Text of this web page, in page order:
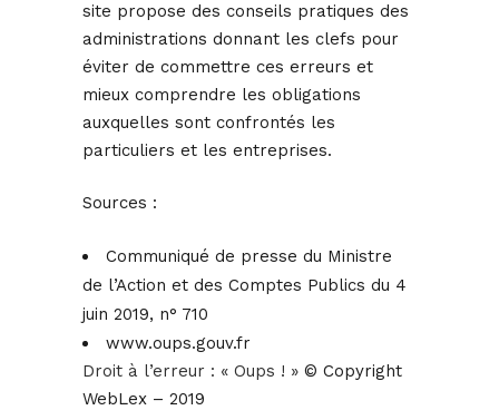
site propose des conseils pratiques des
administrations donnant les clefs pour
éviter de commettre ces erreurs et
mieux comprendre les obligations
auxquelles sont confrontés les
particuliers et les entreprises.
Sources :
Communiqué de presse du Ministre
de l’Action et des Comptes Publics du 4
juin 2019, n° 710
www.oups.gouv.fr
Droit à l’erreur : « Oups ! » © Copyright
WebLex – 2019